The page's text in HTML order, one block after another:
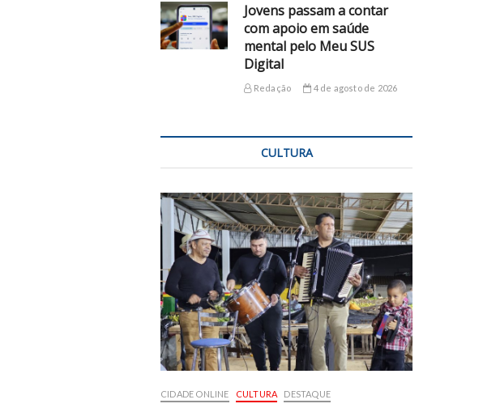
Jovens passam a contar
com apoio em saúde
mental pelo Meu SUS
Digital
Redação 4 de agosto de 2026
CULTURA
CIDADE ONLINE CULTURA DESTAQUE